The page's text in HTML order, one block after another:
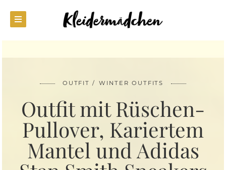
OUTFIT WINTER OUTFITS
Outfit mit Rüschen-
Pullover, Kariertem
Mantel und Adidas